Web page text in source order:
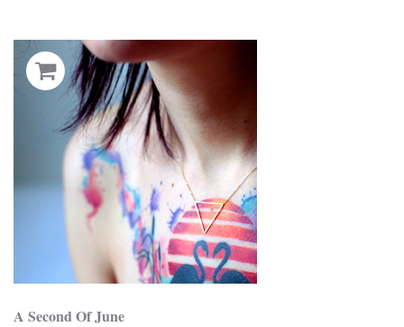
A Second Of June